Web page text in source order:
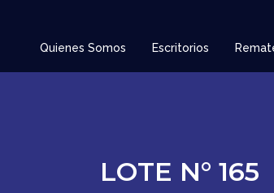
Quienes Somos Escritorios
LOTE N° 165